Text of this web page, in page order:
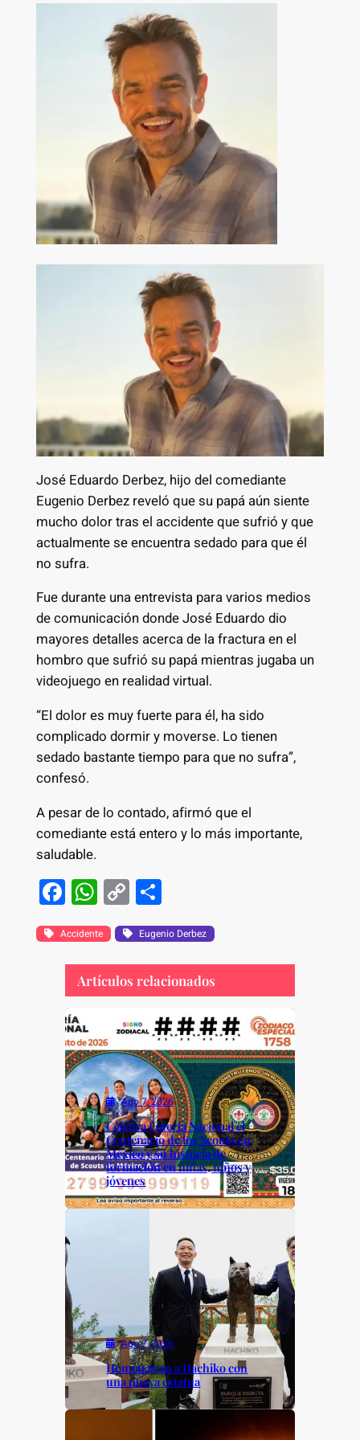
José Eduardo Derbez, hijo del comediante
Eugenio Derbez reveló que su papá aún siente
mucho dolor tras el accidente que sufrió y que
actualmente se encuentra sedado para que él
no sufra.
Fue durante una entrevista para varios medios
de comunicación donde José Eduardo dio
mayores detalles acerca de la fractura en el
hombro que sufrió su papá mientras jugaba un
videojuego en realidad virtual.
“El dolor es muy fuerte para él, ha sido
complicado dormir y moverse. Lo tienen
sedado bastante tiempo para que no sufra”,
confesó.
A pesar de lo contado, afirmó que el
comediante está entero y lo más importante,
saludable.
F
a
c
e
b
o
o
k
W
h
at
s
A
p
C
o
p
y
Li
n
k
S
h
ar
e
Accidente Eugenio Derbez
Artículos relacionados
Ago 7, 2026
Celebra Lotería Nacional el
Centenario de los Scouts en
México y su historia de
formación en niñas, niños y
jóvenes
Ago 7, 2026
Homenajean a Hachiko con
una nueva estatua